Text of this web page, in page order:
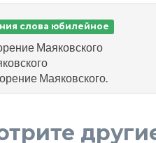
слова юбилейное
Маяковского
Маяковского.